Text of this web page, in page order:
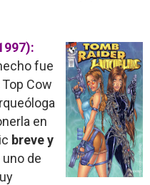
fue
Cow
en
breve y
de